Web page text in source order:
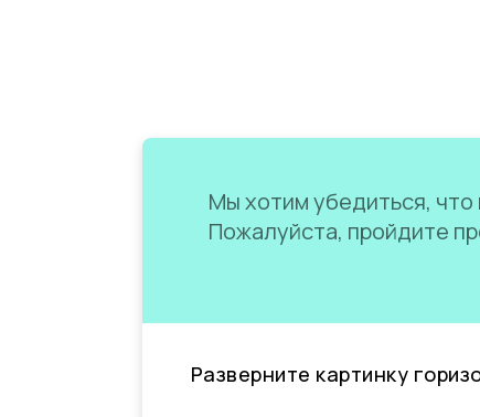
Мы хотим убедиться,
Пожалуйста, пройдите
Разверните картинку